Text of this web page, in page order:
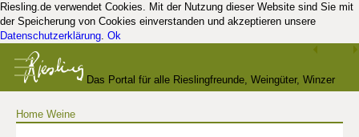
Riesling.de verwendet Cookies. Mit der Nutzung dieser Website sind Sie mit
der Speicherung von Cookies einverstanden und akzeptieren unsere
Datenschutzerklärung. Ok
Das Portal für alle Rieslingfreunde, Weingüter, Winzer
Home Weine